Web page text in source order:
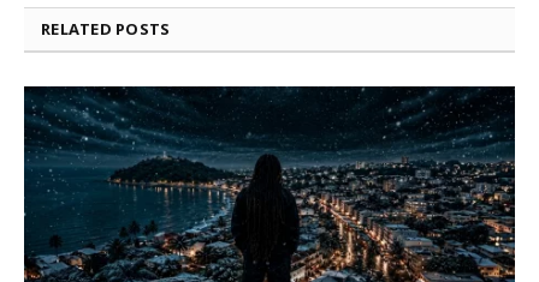
RELATED POSTS